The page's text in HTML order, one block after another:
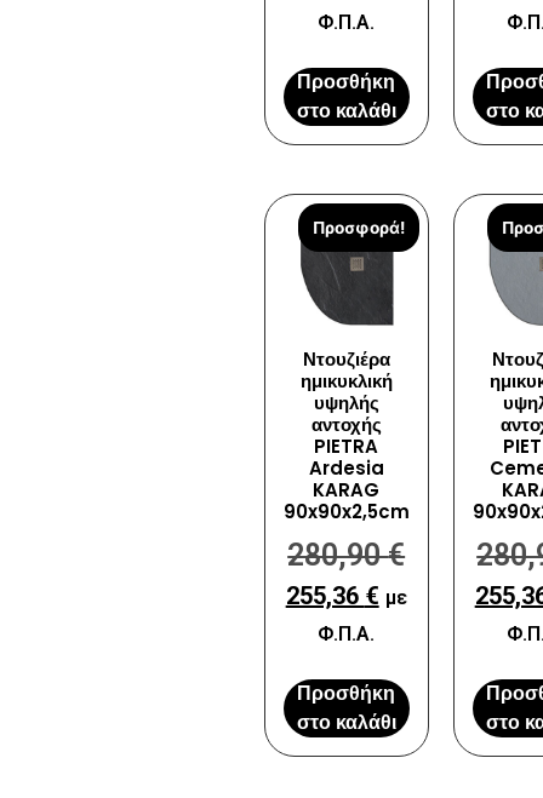
Φ.Π.Α.
Προσθήκη
στο καλάθι
στο
Προσφορά!
Ντουζιέρα
ημικυκλική
υψηλής
αντοχής
PIETRA
Ardesia
KARAG
90x90x2,5cm
280,90€
255,36 € με
Φ.Π.Α.
Προσθήκη
στο καλάθι
στο